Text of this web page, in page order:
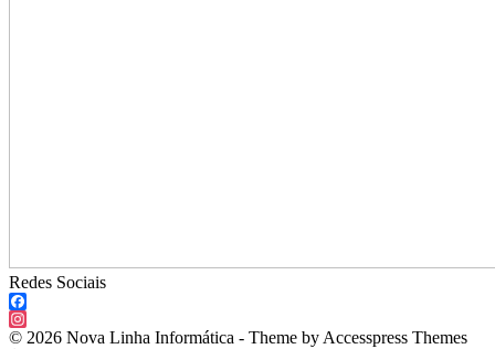
Redes Sociais
Facebook
Instagram
© 2026 Nova Linha Informática - Theme by Accesspress Themes